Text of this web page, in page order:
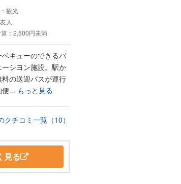
観光
友人
： 2,500円未満
キューのできるバ
シヨン施設。駅か
の送迎バスが運行
... もっと見る
チコミ一覧（10）
見る